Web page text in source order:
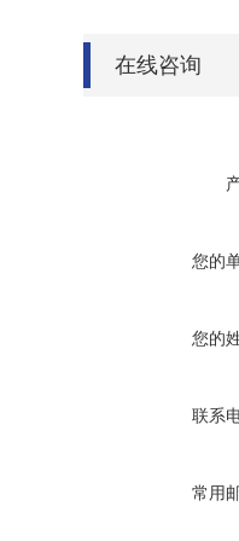
在线咨询
您的
您的
联系
常用